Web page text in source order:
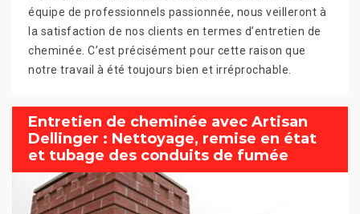
équipe de professionnels passionnée, nous veilleront à
la satisfaction de nos clients en termes d’entretien de
cheminée. C’est précisément pour cette raison que
notre travail à été toujours bien et irréprochable.
Entretien de cheminée avec Artisan
Dellinger : Nettoyage, remise en état
et tubage des conduits de fumée